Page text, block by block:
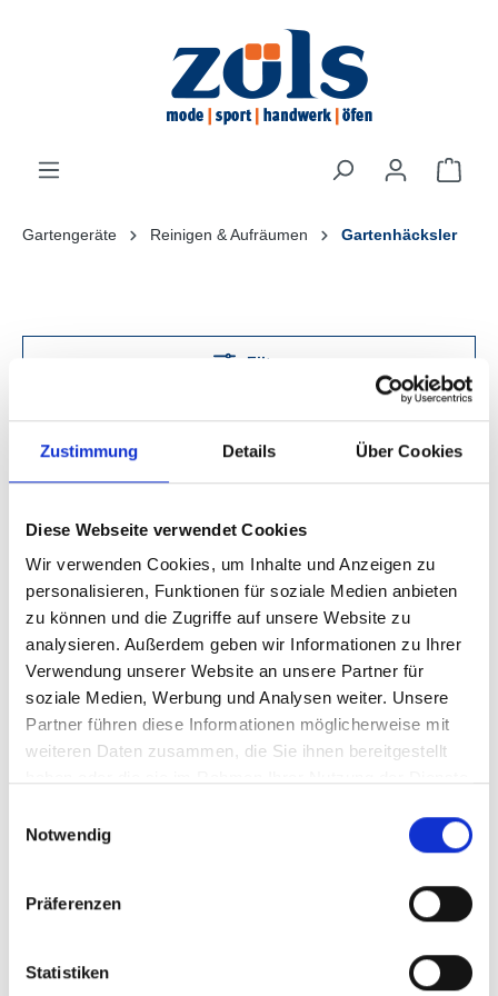
Zustimmung Details Über Cookies
Diese Webseite verwendet Cookies
Wir verwenden Cookies, um Inhalte und Anzeigen zu
personalisieren, Funktionen für soziale Medien anbieten
zu können und die Zugriffe auf unsere Website zu
analysieren. Außerdem geben wir Informationen zu Ihrer
Verwendung unserer Website an unsere Partner für
soziale Medien, Werbung und Analysen weiter. Unsere
Partner führen diese Informationen möglicherweise mit
weiteren Daten zusammen, die Sie ihnen bereitgestellt
Notwendig
Präferenzen
Statistiken
Gartengeräte Reinigen & Aufräumen Gartenhäcksler
Filter
Stihl STIHL GHE 105 Häcksler
im gesamten Gartenjahr für mittelgroße
Häckselarbeiten gerüstet. Der Gartenhäcksler eignet
Baumschnitt oder Heckenschnitt schreddern wollen,
der einen hohen Holzanteil aufweist. Bis zu 35 mm
vom Schneidwerk effizient zerkleinert werden. Damit
Sie das Schnittgut leichtgängig ins Mahlwerk